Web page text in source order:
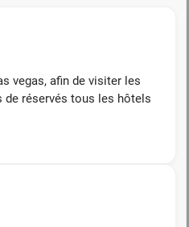
vegas, afin de visiter les
de réservés tous les hôtels